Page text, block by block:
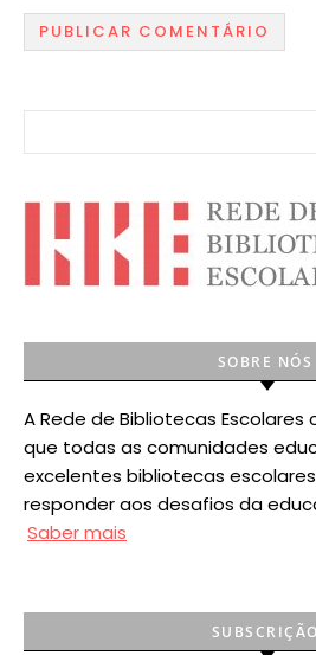
SOBRE NÓS
A Rede de Bibliotecas
que todas as comunidades
excelentes bibliotecas
responder aos desafios da
Saber mais
SUBSCRIÇÃO